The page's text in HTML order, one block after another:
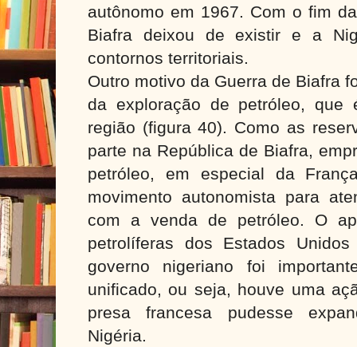
autônomo em 1967. Com o fim
Biafra deixou de existir e a
contornos territoriais.
Outro motivo da Guerra de Biafra
da exploração de petróleo, que
região (figura 40). Como as
parte na República de Biafra,
petróleo, em especial da
movimento autonomista para
com a venda de petróleo. O
petrolíferas dos Estados
governo nigeriano foi
unificado, ou seja, houve uma
presa francesa pudesse
Nigéria.